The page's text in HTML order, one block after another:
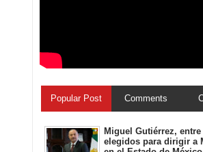
Popular Post Comments
Miguel Gutiérrez,
elegidos para dirigir a